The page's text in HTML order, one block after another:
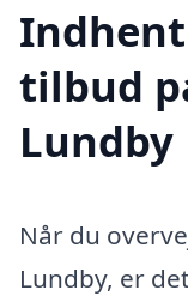
tilbud
Lundby
Når du
Lundby, er